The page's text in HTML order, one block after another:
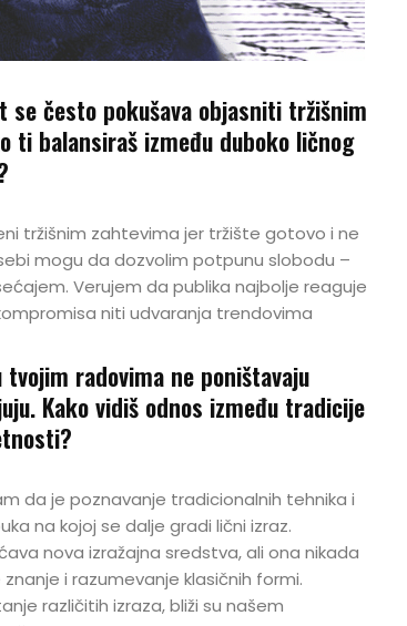
se često pokušava objasniti tržišnim
ti balansiraš između duboko ličnog
tržišnim zahtevima jer tržište gotovo i ne
mogu da dozvolim potpunu slobodu –
Verujem da publika najbolje reaguje
niti udvaranja trendovima
radovima ne poništavaju
Kako vidiš odnos između tradicije
da je poznavanje tradicionalnih tehnika i
na kojoj se dalje gradi lični izraz.
nova izražajna sredstva, ali ona nikada
i razumevanje klasičnih formi.
različitih izraza, bliži su našem